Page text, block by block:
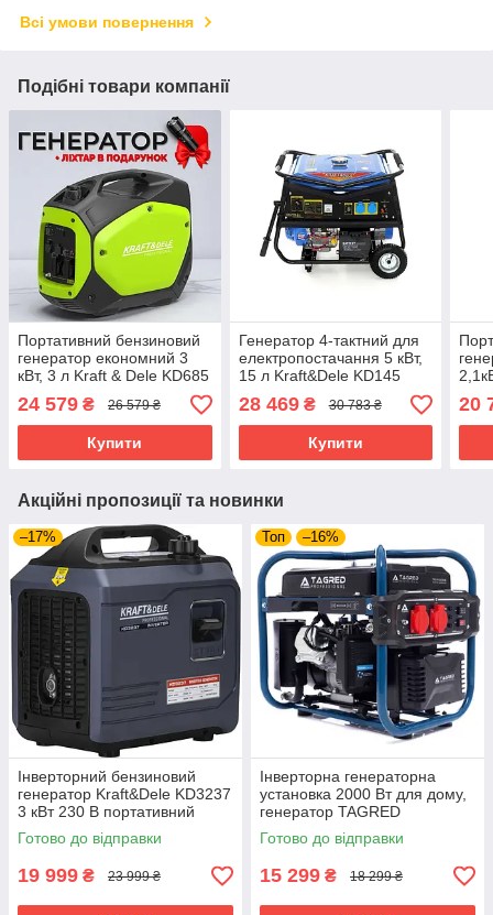
Всі умови повернення
Подібні товари компанії
Портативний бензиновий
генератор економний 3
кВт, 3 л Kraft & Dele KD685
бензогенератор
інверторний
24 579 ₴ 26 579 ₴
Купити
Генератор 4-тактний для
електропостачання 5 кВт,
15 л Kraft&Dele KD145
бензиновий генератор
28 469₴ 30 783 ₴
Купити
20
Акційні пропозиції та новинки
–17%
Інверторний бензиновий
генератор Kraft&Dele KD3237
3 кВт 230 В портативний
генератор інвертного типу
для побутових приладів
Готово до відправки
19 999 ₴ 23 999 ₴
Топ –16%
Інверторна генераторна
установка 2000 Вт для дому,
генератор TAGRED
TA2400INW
Готово до відправки
15 299 ₴ 18 299 ₴